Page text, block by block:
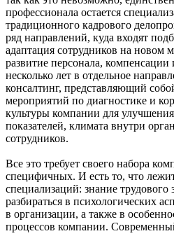
профессионала остается
традиционного кадрового
ряд направлений, куда входят
адаптация сотрудников на новом
развитие персонала,
несколько лет в отдельное
консалтинг, представляющий
мероприятий по диагностике и
культуры компании для
показателей, климата внутри
сотрудников.
Все это требует своего набора
специфичных. И есть то, что
специализаций: знание трудового
разбираться в психологических
в организации, а также в
процессов компании.